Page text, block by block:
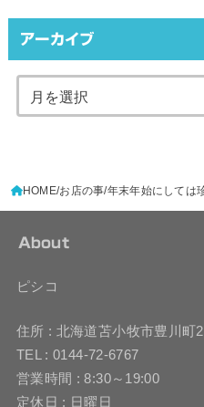
アーカイブ
HOME お店の事 年末年始にしては
About
ピシコ
住所 : 北海道苫小牧市豊川町
TEL : 0144-72-6767
営業時間 : 8:30～19:00
定休日 : 日曜日